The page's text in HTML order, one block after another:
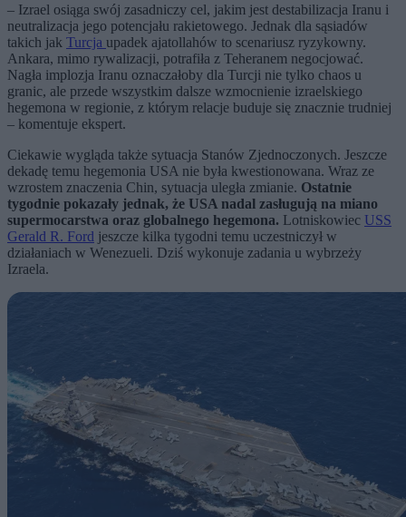
– Izrael osiąga swój zasadniczy cel, jakim jest destabilizacja Iranu i
neutralizacja jego potencjału rakietowego. Jednak dla sąsiadów
takich jak Turcja upadek ajatollahów to scenariusz ryzykowny.
Ankara, mimo rywalizacji, potrafiła z Teheranem negocjować.
Nagła implozja Iranu oznaczałoby dla Turcji nie tylko chaos u
granic, ale przede wszystkim dalsze wzmocnienie izraelskiego
hegemona w regionie, z którym relacje buduje się znacznie trudniej
– komentuje ekspert.
Ciekawie wygląda także sytuacja Stanów Zjednoczonych. Jeszcze
dekadę temu hegemonia USA nie była kwestionowana. Wraz ze
wzrostem znaczenia Chin, sytuacja uległa zmianie. Ostatnie
tygodnie pokazały jednak, że USA nadal zasługują na miano
supermocarstwa oraz globalnego hegemona. Lotniskowiec USS
Gerald R. Ford jeszcze kilka tygodni temu uczestniczył w
działaniach w Wenezueli. Dziś wykonuje zadania u wybrzeży
Izraela.